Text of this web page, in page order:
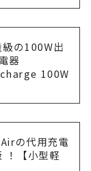
の100W出
器
100W
の代用充電
！【小型軽